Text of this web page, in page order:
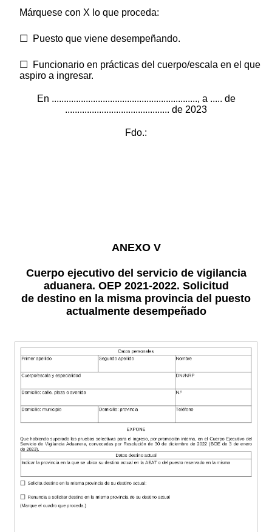
Márquese con X lo que proceda:
☐ Puesto que viene desempeñando.
☐ Funcionario en prácticas del cuerpo/escala en el que
aspiro a ingresar.
En ............................................................, a ..... de
........................................... de 2023
Fdo.:
ANEXO V
Cuerpo ejecutivo del servicio de vigilancia
aduanera. OEP 2021-2022. Solicitud
de destino en la misma provincia del puesto
actualmente desempeñado